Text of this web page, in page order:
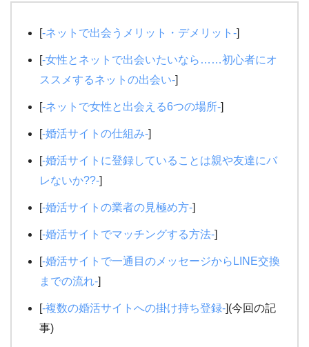
[-ネットで出会うメリット・デメリット-]
[-女性とネットで出会いたいなら……初心者にオ
ススメするネットの出会い-]
[-ネットで女性と出会える6つの場所-]
[-婚活サイトの仕組み-]
[-婚活サイトに登録していることは親や友達にバ
レないか??-]
[-婚活サイトの業者の見極め方-]
[-婚活サイトでマッチングする方法-]
[-婚活サイトで一通目のメッセージからLINE交換
までの流れ-]
[-複数の婚活サイトへの掛け持ち登録-](今回の記
事)